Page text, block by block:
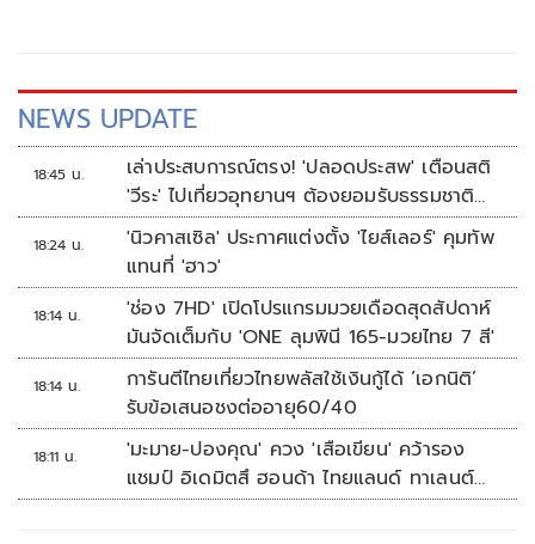
NEWS UPDATE
18:45 น.
เล่าประสบการณ์ตรง! 'ปลอดประสพ' เตือนสติ
'วีระ' ไปเที่ยวอุทยานฯ ต้องยอมรับธรรมชาติ
ดิบๆให้ได้
18:24 น.
'นิวคาสเซิล' ประกาศแต่งตั้ง 'ไยส์เลอร์' คุมทัพ
แทนที่ 'ฮาว'
18:14 น.
'ช่อง 7HD' เปิดโปรแกรมมวยเดือดสุดสัปดาห์
มันจัดเต็มกับ 'ONE ลุมพินี 165-มวยไทย 7 สี'
18:14 น.
การันตีไทยเที่ยวไทยพลัสใช้เงินกู้ได้ ‘เอกนิติ’
รับข้อเสนอชงต่ออายุ60/40
18:11 น.
'มะมาย-ปองคุณ' ควง 'เสือเขียน' คว้ารอง
แชมป์ อิเดมิตสึ ฮอนด้า ไทยแลนด์ ทาเลนต์
คัพ สนาม 3